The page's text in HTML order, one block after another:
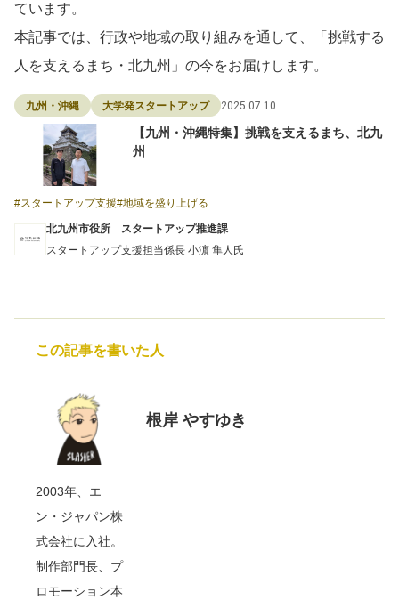
ています。
本記事では、行政や地域の取り組みを通して、「挑戦する
人を支えるまち・北九州」の今をお届けします。
九州・沖縄 大学発スタートアップ 2025.07.10
【九州・沖縄特集】挑戦を支えるまち、北九
州
スタートアップ支援 地域を盛り上げる
北九州市役所 スタートアップ推進課
スタートアップ支援担当係長 小濵 隼人氏
この記事を書いた人
根岸 やすゆき
2003年、エ
ン・ジャパン株
式会社に入社。
制作部門長、プ
ロモーション本